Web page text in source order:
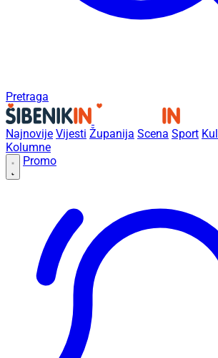
Pretraga
Najnovije Vijesti Županija Scena Sport
Kolumne
Promo